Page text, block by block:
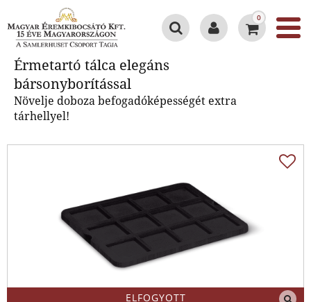
0
Érmetartó tálca elegáns
bársonyborítással
Növelje doboza befogadóképességét extra
tárhellyel!
ELFOGYOTT
Érmetartó tálca elegáns
bársonyborítással